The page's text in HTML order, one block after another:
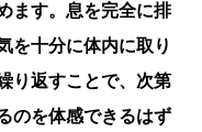
ます。息を完全に排
を十分に体内に取り
り返すことで、次第
のを体感できるはず